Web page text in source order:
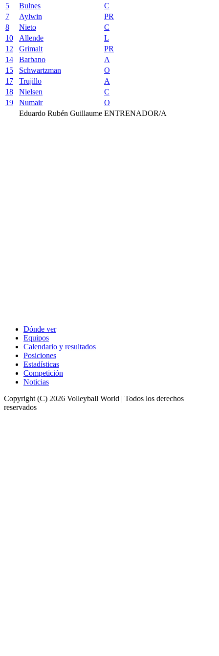
5
Bulnes
C
7
Aylwin
PR
8
Nieto
C
10
Allende
L
12
Grimalt
PR
14
Barbano
A
15
Schwartzman
O
17
Trujillo
A
18
Nielsen
C
19
Numair
O
Eduardo Rubén Guillaume ENTRENADOR/A
Dónde ver
Equipos
Calendario y resultados
Posiciones
Estadísticas
Competición
Noticias
Copyright (C) 2026 Volleyball World | Todos los derechos
reservados